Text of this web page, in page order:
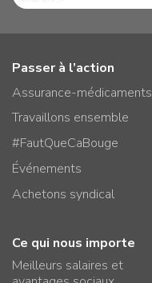
Passer à l’action
Assurance-médicaments
Travaillons ensemble
#FautQueCaBouge
Événements
Achetons syndical
Ce qui nous importe
Meilleurs salaires et